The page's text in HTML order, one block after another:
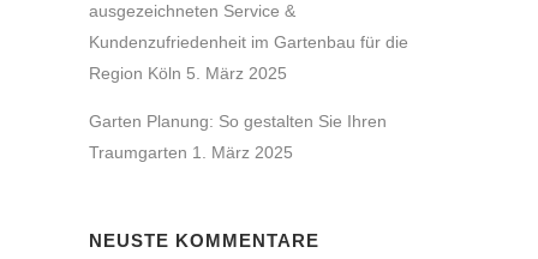
ausgezeichneten Service &
Kundenzufriedenheit im Gartenbau für die
Region Köln 5. März 2025
Garten Planung: So gestalten Sie Ihren
Traumgarten 1. März 2025
NEUSTE KOMMENTARE